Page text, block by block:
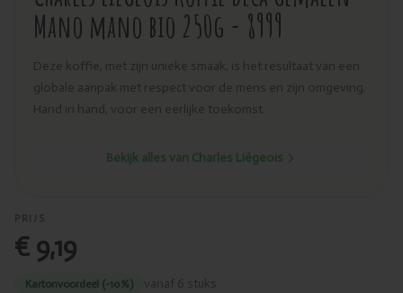
Mano mano bio 250g - 8999
Deze koffie, met zijn unieke smaak, is het resultaat van een
globale aanpak met respect voor de mens en zijn omgeving.
Hand in hand, voor een eerlijke toekomst.
Bekijk alles van Charles Liégeois
PRIJS
€ 9,19
Kartonvoordeel (-10%) vanaf 6 stuks